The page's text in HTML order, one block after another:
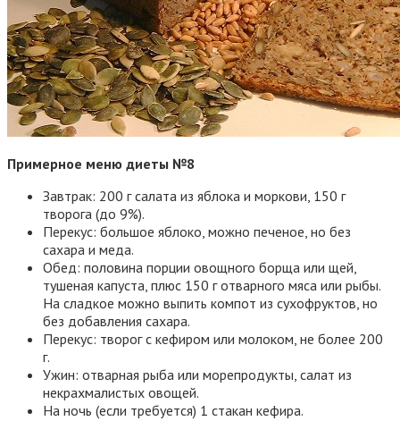
Примерное меню диеты №8
Завтрак: 200 г салата из яблока и моркови, 150 г
творога (до 9%).
Перекус: большое яблоко, можно печеное, но без
сахара и меда.
Обед: половина порции овощного борща или щей,
тушеная капуста, плюс 150 г отварного мяса или рыбы.
На сладкое можно выпить компот из сухофруктов, но
без добавления сахара.
Перекус: творог с кефиром или молоком, не более 200
г.
Ужин: отварная рыба или морепродукты, салат из
некрахмалистых овощей.
На ночь (если требуется) 1 стакан кефира.